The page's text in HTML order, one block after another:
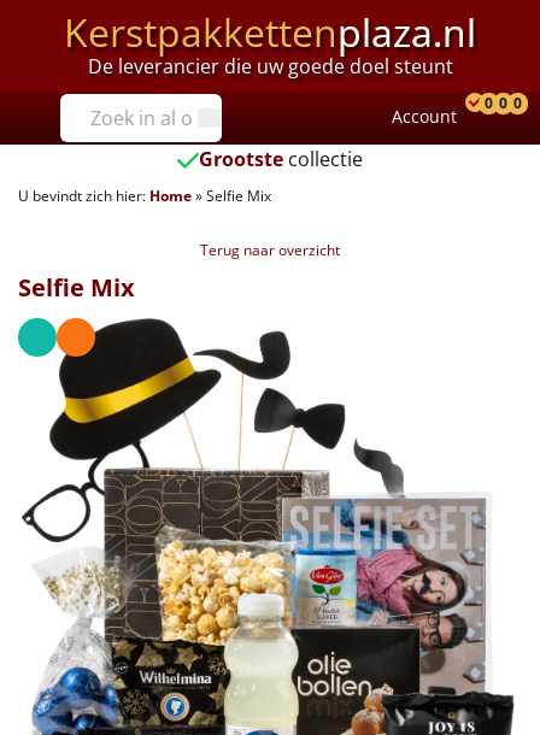
Kerstpakkettenplaza.nl
De leverancier die uw goede doel steunt
Prijzen
Tot €25
€25 tot €35
€40 tot €45
€45 tot €50
€50 tot €55
€55 tot €75
€75 tot €100
€100 en hoger
Alle kerstpakketten 2026
Thema
Account
0 0 0
Grootste collectie
U bevindt zich hier: Home»Selfie Mix
Terug naar overzicht
Selfie Mix